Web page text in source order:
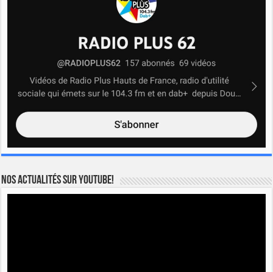
Nos actualités sur YOUTUBE!